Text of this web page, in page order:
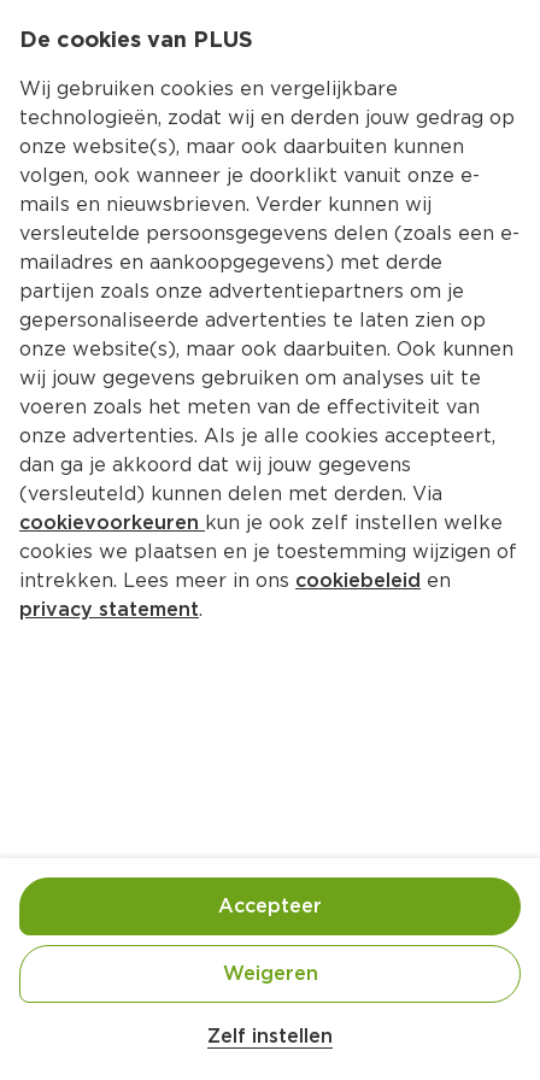
Kies jouw
Zoekresultaten voor ‘’
17251 producten
Filter Meest gewild
PLUS Boerentrots Kipfilet 2 stuks
Per 350 g
5.25 0
PLUS Boerentrots Kipfilet
De cookies van PLUS
Wij gebruiken cookies en vergelijkbare
technologieën, zodat wij en derden jouw gedrag op
onze website(s), maar ook daarbuiten kunnen
volgen, ook wanneer je doorklikt vanuit onze e-
mails en nieuwsbrieven. Verder kunnen wij
versleutelde persoonsgegevens delen (zoals een e-
mailadres en aankoopgegevens) met derde
partijen zoals onze advertentiepartners om je
gepersonaliseerde advertenties te laten zien op
onze website(s), maar ook daarbuiten. Ook kunnen
wij jouw gegevens gebruiken om analyses uit te
voeren zoals het meten van de effectiviteit van
onze advertenties. Als je alle cookies accepteert,
dan ga je akkoord dat wij jouw gegevens
(versleuteld) kunnen delen met derden. Via
cookievoorkeuren kun je ook zelf instellen welke
cookies we plaatsen en je toestemming wijzigen of
intrekken. Lees meer in ons cookiebeleid en
privacy statement.
Zelf instellen
Weigeren
Accepteer